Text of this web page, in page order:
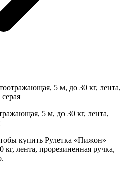
5 м, до 30 кг, лента,
купить Рулетка «Пижон»
лента, прорезиненная ручка,